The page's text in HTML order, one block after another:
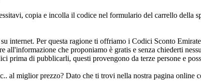
copia e incolla il codice nel formulario del carrello della
internet. Per questa ragione ti offriamo i Codici Sconto
che proponiamo è gratis e senza chiederti
prima di pubblicarli, questi provengono da terze persone e
al miglior prezzo? Dato che ti trovi nella nostra pagina online